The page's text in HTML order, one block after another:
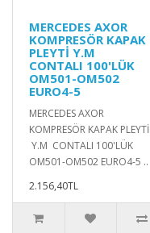
MERCEDES AXOR
KOMPRESÖR KAPAK
PLEYTİ Y.M
CONTALI 100'LÜK
OM501-OM502
EURO4-5
MERCEDES AXOR
KOMPRESÖR KAPAK PLEYTİ
Y.M CONTALI 100'LÜK
OM501-OM502 EURO4-5 ..
2.156,40TL